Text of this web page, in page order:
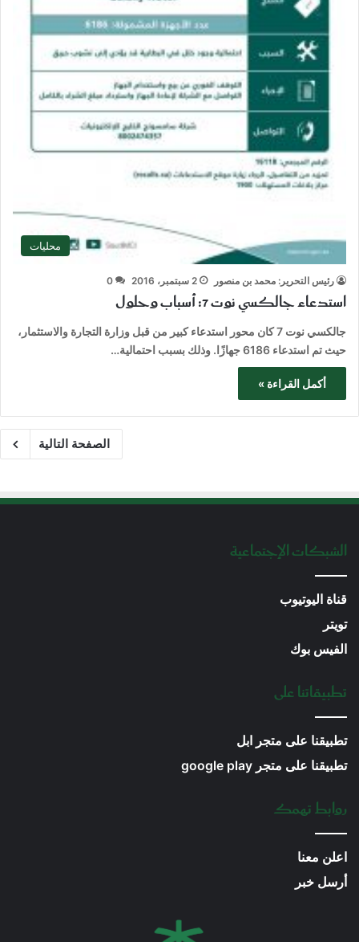
محليات
رئيس التحرير: محمد بن منصور 2 سبتمبر، 2016 0
استدعاء جالكسي نوت 7: أسباب وحلول
جالكسي نوت 7 كان محور استدعاء كبير من قبل وزارة التجارة والاستثمار،
حيث تم استدعاء 6186 جهازًا. وذلك بسبب احتمالية…
أكمل القراءة »
الصفحة التالية
الشبكات الإجتماعية
قناة اليوتيوب
تويتر
الفيس بوك
تطبيقاتنا على
تطبيقنا على متجر ابل
تطبيقنا على متجر google play
روابط تهمك
اعلن معنا
أرسل خبر